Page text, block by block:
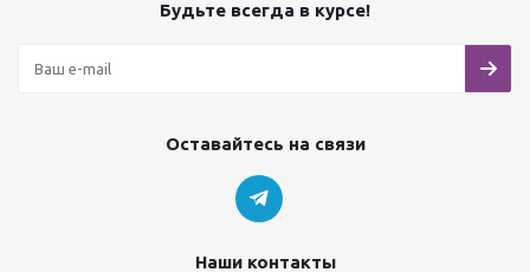
Будьте всегда в курсе!
Оставайтесь на связи
Наши контакты